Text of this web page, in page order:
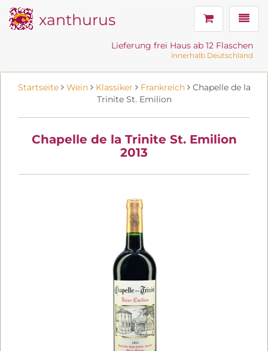
xanthurus
Lieferung frei Haus ab 12 Flaschen
innerhalb Deutschland
Startseite Wein Klassiker Frankreich Chapelle de la
Trinite St. Emilion
Chapelle de la Trinite St. Emilion
2013